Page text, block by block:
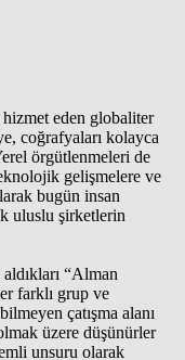
hizmet eden globaliter
coğrafyaları kolayca
örgütlenmeleri de
gelişmelere ve
bugün insan
uluslu şirketlerin
“Alman
farklı grup ve
çatışma alanı
üzere düşünürler
unsuru olarak